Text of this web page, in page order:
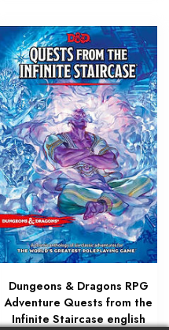
Dungeons & Dragons RPG
Adventure Quests from the
Infinite Staircase english